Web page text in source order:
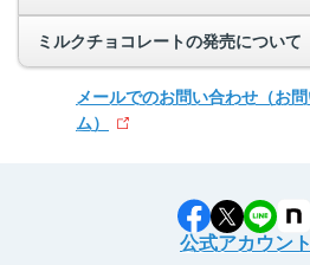
ミルクチョコレートの発売について
メールでのお問い合わせ （お
ム）
公式アカウン